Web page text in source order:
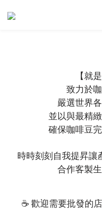
【就
致力於
嚴選世界
並以與最精
確保咖啡豆
時時刻刻自我提昇讓
合作客製
☕歡迎需要批發的